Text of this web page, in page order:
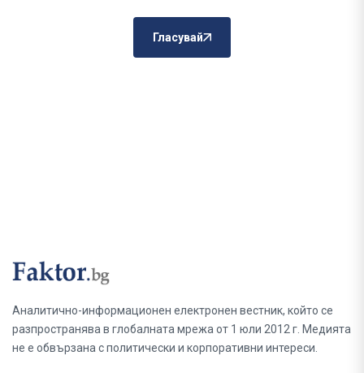
Гласувай
Аналитично-информационен електронен вестник, който се
разпространява в глобалната мрежа от 1 юли 2012 г. Медията
не е обвързана с политически и корпоративни интереси.